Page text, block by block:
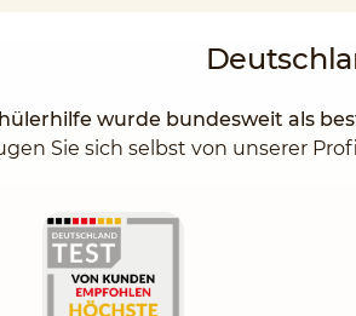
wurde bundesweit als
Sie sich selbst von unserer